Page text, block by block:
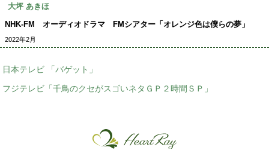
大坪 あきほ
NHK-FM オーディオドラマ FMシアター「オレンジ色は僕らの夢」
2022年2月
日本テレビ 「バゲット」
フジテレビ「千鳥のクセがスゴいネタＧＰ２時間ＳＰ」